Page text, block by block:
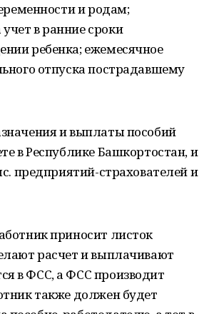
и родам;
в ранние сроки
ребенка; ежемесячное
отпуска пострадавшему
и выплаты пособий
в Республике Башкортостан, и
предприятий-страхователей и
приносит листок
расчет и выплачивают
в ФСС, а ФСС производит
также должен будет